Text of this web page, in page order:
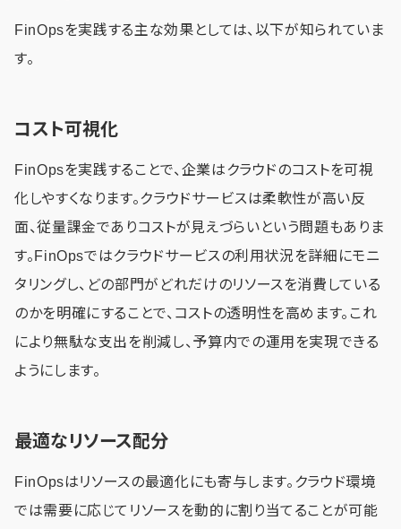
FinOpsを実践する主な効果としては、以下が知られていま
す。
コスト可視化
FinOpsを実践することで、企業はクラウドのコストを可視
化しやすくなります。クラウドサービスは柔軟性が高い反
面、従量課金でありコストが見えづらいという問題もありま
す。FinOpsではクラウドサービスの利用状況を詳細にモニ
タリングし、どの部門がどれだけのリソースを消費している
のかを明確にすることで、コストの透明性を高めます。これ
により無駄な支出を削減し、予算内での運用を実現できる
ようにします。
最適なリソース配分
FinOpsはリソースの最適化にも寄与します。クラウド環境
では需要に応じてリソースを動的に割り当てることが可能